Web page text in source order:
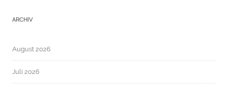
ARCHIV
August 2026
Juli 2026